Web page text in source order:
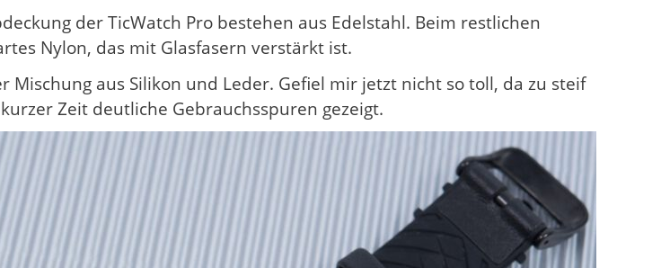
der TicWatch Pro bestehen aus Edelstahl. Beim restlichen
Nylon, das mit Glasfasern verstärkt ist.
Mischung aus Silikon und Leder. Gefiel mir jetzt nicht so toll, da zu steif
Zeit deutliche Gebrauchsspuren gezeigt.